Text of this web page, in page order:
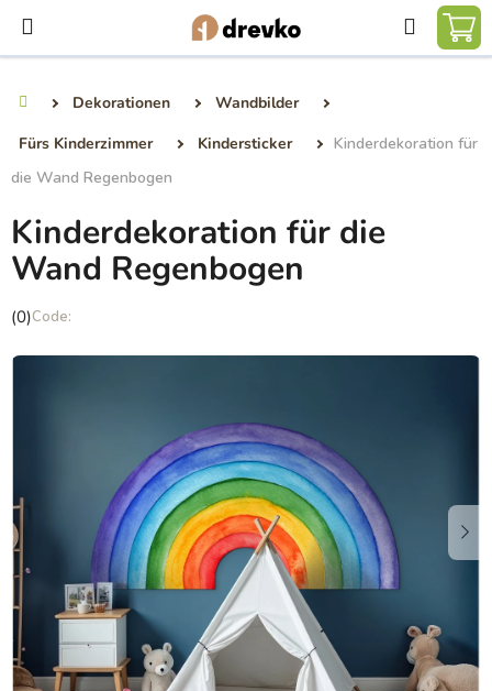
Inhalt
springen
Suchen
Dekorationen
Wandbilder
Fürs Kinderzimmer
Kindersticker
Kinderdekoration für
die Wand Regenbogen
Kinderdekoration für die
Wand Regenbogen
Die
Produktbewertung
(0)